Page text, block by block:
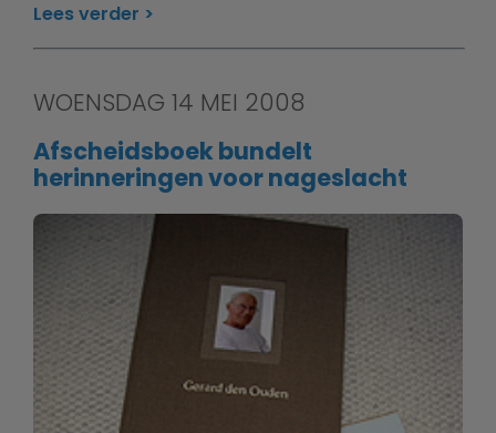
Lees verder
WOENSDAG 14 MEI 2008
Afscheidsboek bundelt
herinneringen voor nageslacht